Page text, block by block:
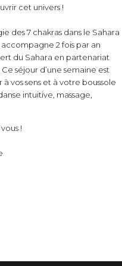
cet univers !
des 7 chakras dans le Sahara
accompagne 2 fois par an
du Sahara en partenariat
séjour d’une semaine est
vos sens et à votre boussole
intuitive, massage,
!